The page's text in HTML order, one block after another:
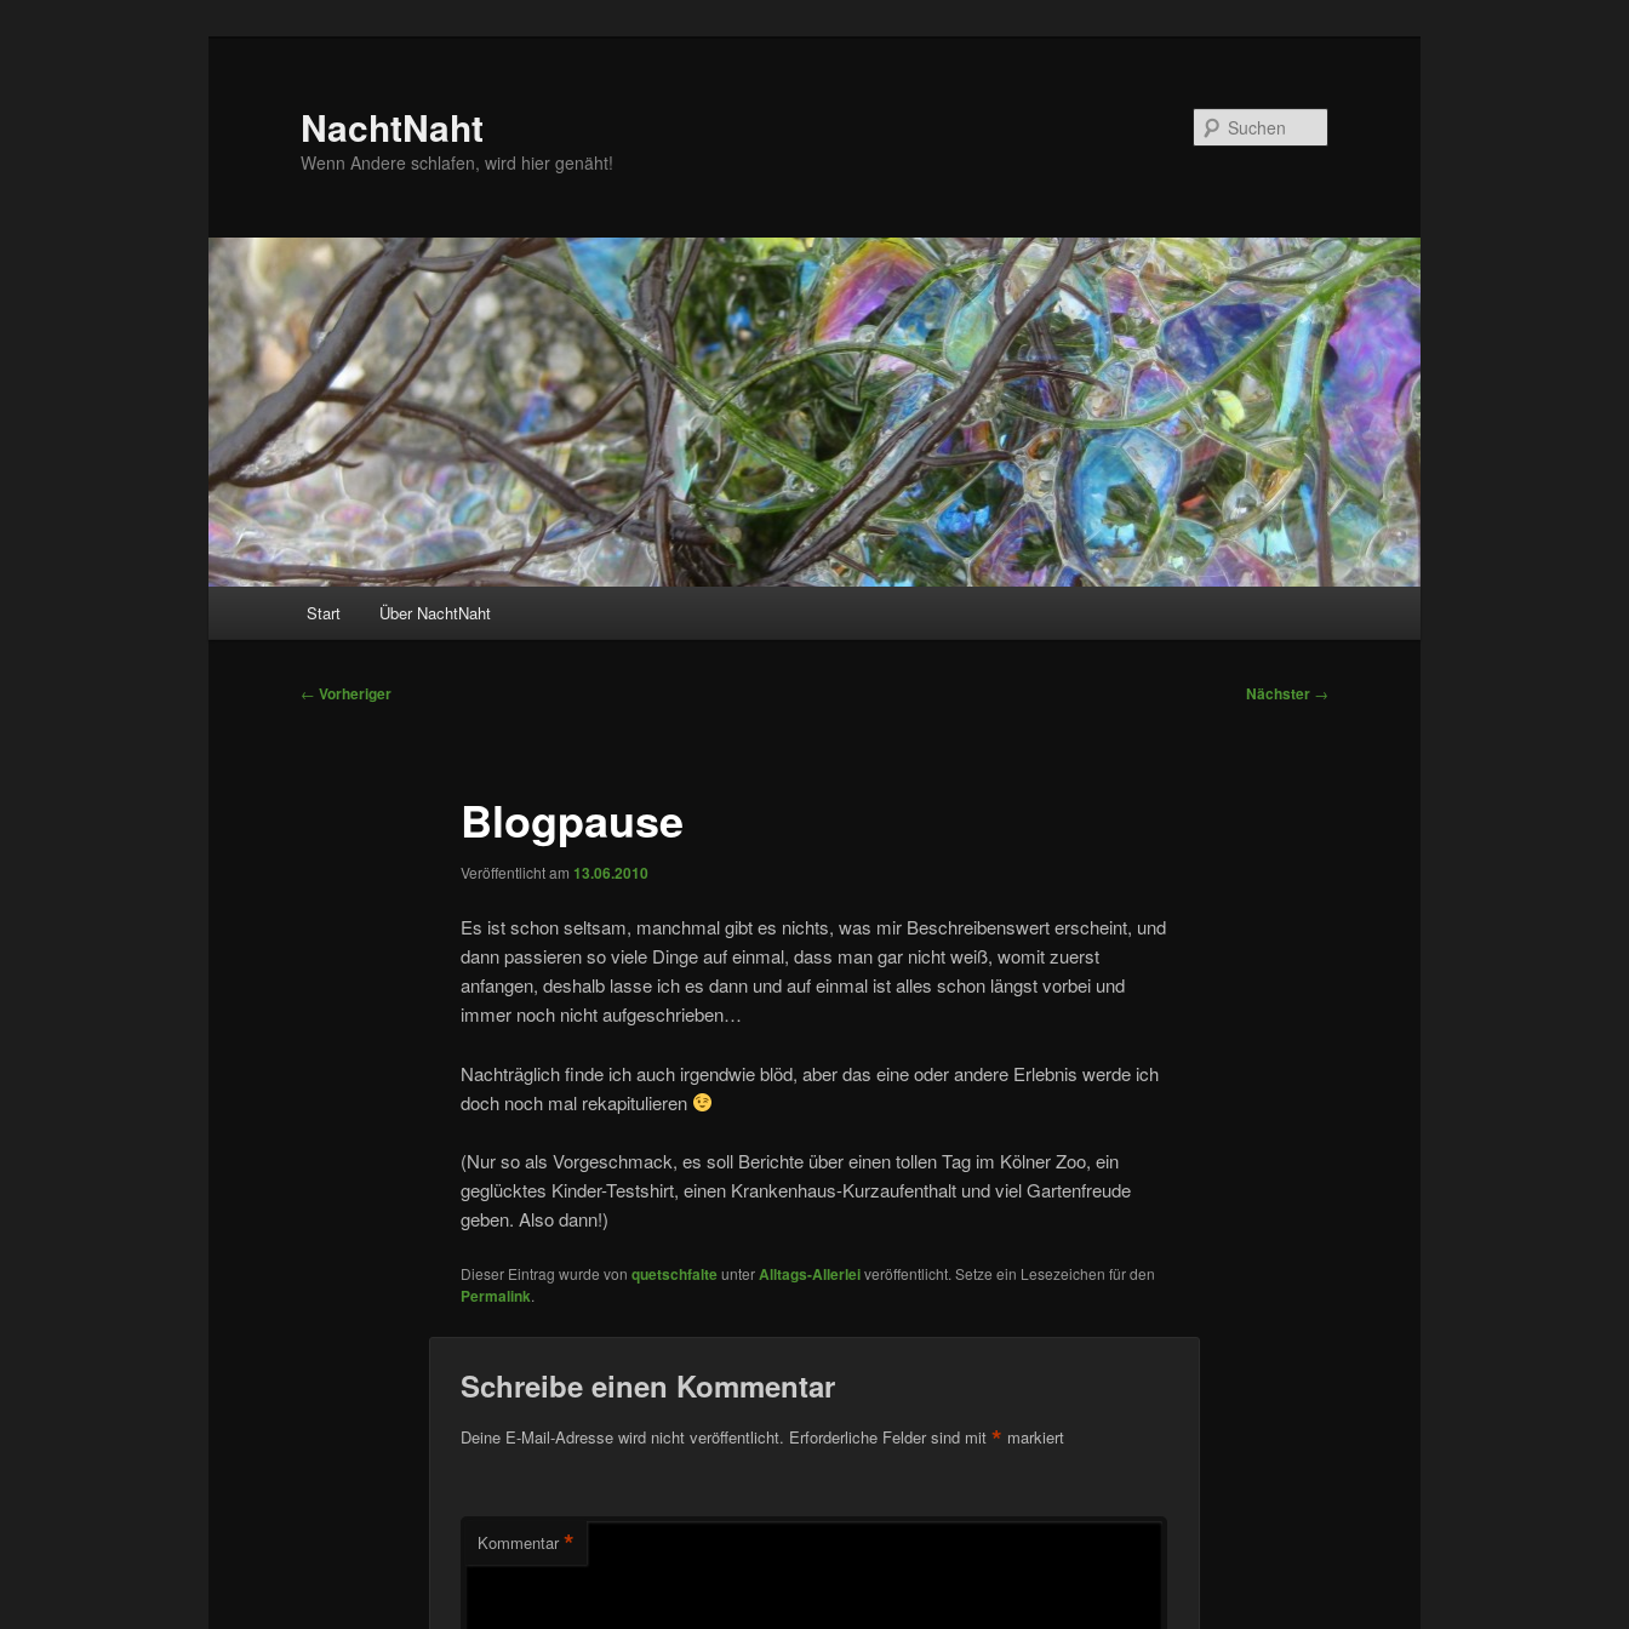
NachtNaht
Wenn Andere schlafen, wird hier genäht!
Start Über NachtNaht
Beitragsnavigation
← Vorheriger Nächster →
Blogpause
Veröffentlicht am 13.06.2010
Es ist schon seltsam, manchmal gibt es nichts, was mir Beschreibenswert erscheint, und
dann passieren so viele Dinge auf einmal, dass man gar nicht weiß, womit zuerst
anfangen, deshalb lasse ich es dann und auf einmal ist alles schon längst vorbei und
immer noch nicht aufgeschrieben…
Nachträglich finde ich auch irgendwie blöd, aber das eine oder andere Erlebnis werde ich
doch noch mal rekapitulieren
(Nur so als Vorgeschmack, es soll Berichte über einen tollen Tag im Kölner Zoo, ein
geglücktes Kinder-Testshirt, einen Krankenhaus-Kurzaufenthalt und viel Gartenfreude
geben. Also dann!)
Dieser Eintrag wurde von quetschfalteunterAlltags-Allerleiveröffentlicht. Setze ein Lesezeichen für den
Permalink.
Schreibe einen Kommentar
Deine E-Mail-Adresse wird nicht veröffentlicht. Erforderliche Felder sind mit * markiert
Kommentar *